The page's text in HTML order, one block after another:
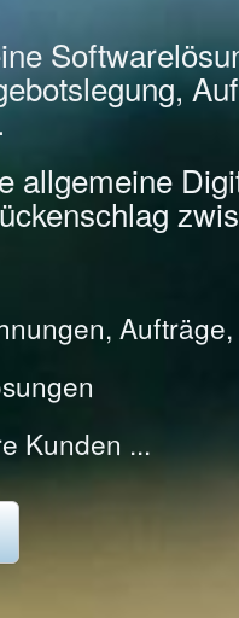
allgemeine
Kunden ...